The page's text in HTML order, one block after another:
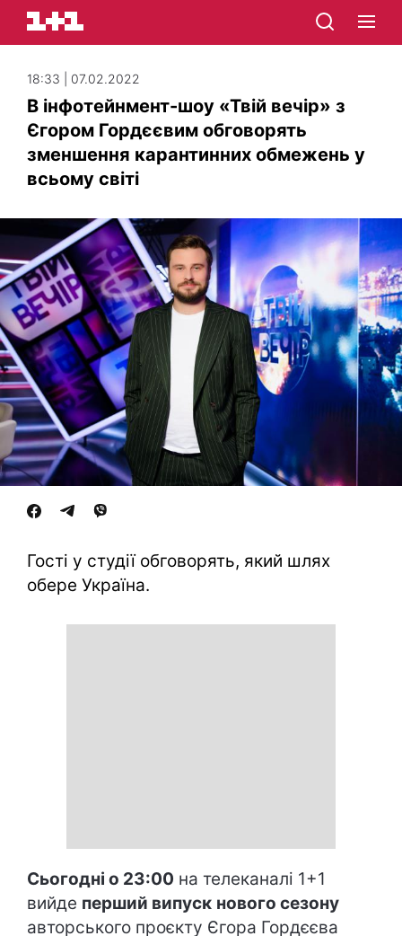
18:33 | 07.02.2022
В інфотейнмент-шоу «Твій вечір» з
Єгором Гордєєвим обговорять
зменшення карантинних обмежень у
всьому світі
Гості у студії обговорять, який шлях
обере Україна.
Сьогодні о 23:00 на телеканалі 1+1
вийде перший випуск нового сезону
авторського проєкту Єгора Гордєєва